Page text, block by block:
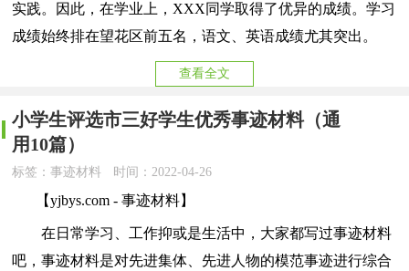
实践。因此，在学业上，XXX同学取得了优异的成绩。学习
成绩始终排在望花区前五名，语文、英语成绩尤其突出。
查看全文
小学生评选市三好学生优秀事迹材料（通
用10篇）
标签：事迹材料 时间：2022-04-26
【yjbys.com - 事迹材料】
在日常学习、工作抑或是生活中，大家都写过事迹材料
吧，事迹材料是对先进集体、先进人物的模范事迹进行综合